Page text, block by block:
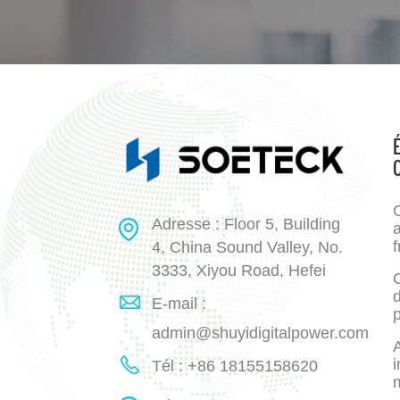
Adresse : Floor 5, Building
4, China Sound Valley, No.
3333, Xiyou Road, Hefei
E-mail :
admin@shuyidigitalpower.com
Tél : +86 18155158620